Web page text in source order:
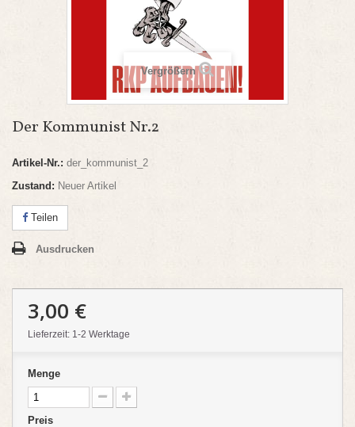
Vergrößern
Der Kommunist Nr.2
Artikel-Nr.: der_kommunist_2
Zustand: Neuer Artikel
Teilen
Ausdrucken
3,00 €
Lieferzeit: 1-2 Werktage
Menge
Preis